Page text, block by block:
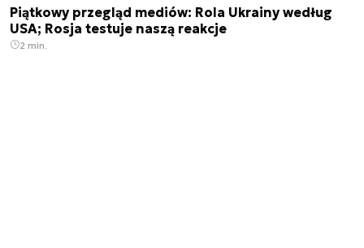
Piątkowy przegląd mediów: Rola Ukrainy według
USA; Rosja testuje naszą reakcje
2 min.